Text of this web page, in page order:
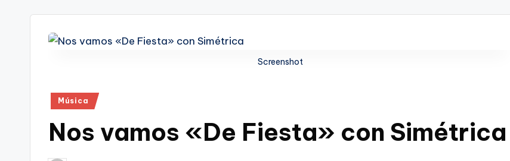
Screenshot
Publicado
Música
Nos vamos «De Fiesta» con Simétrica